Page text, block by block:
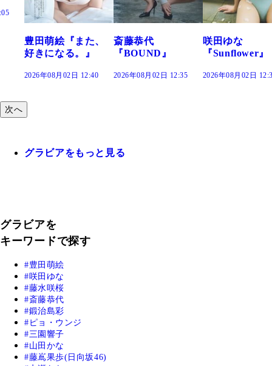
斎藤恭代
『BOUND』
2026年08月02日 12:35
咲田ゆな
『Sunflower』
2026年08月02日 12:30
藤水咲桜『花
だまり』
2026年08月02日
次へ
グラビアをもっと見る
グラビアを
キーワードで探す
豊田萌絵
咲田ゆな
藤水咲桜
斎藤恭代
鍛治島彩
ピョ・ウンジ
三園響子
山田かな
藤嶌果歩(日向坂46)